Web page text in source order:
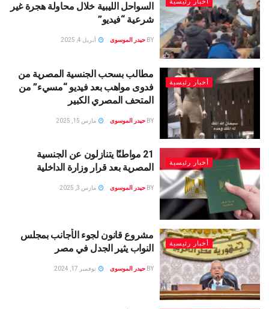
أخبار رئيسية
السواحل الليبية خلال محاولة هجرة غير
شرعية “فيديو”
BY حيدر الموسوى أبريل 4, 2025
أخبار رئيسية
مطالب بسحب الجنسية المصرية من
فدوى مواهب بعد فيديو “مسيء” من
المتحف المصري الكبير
BY حيدر الموسوى مارس 15, 2025
أخبار رئيسية
21 مواطنًا يتنازلون عن الجنسية
المصرية بعد قرار وزارة الداخلية
BY حيدر الموسوى مارس 3, 2025
أخبار رئيسية
مشروع قانون لجوء الأجانب بمجلس
النواب يثير الجدل في مصر
BY حيدر الموسوى نوفمبر 17, 2024